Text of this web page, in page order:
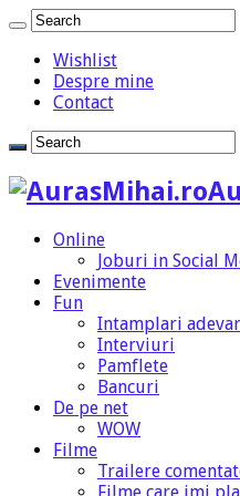
Wishlist
Despre mine
Contact
Online
Joburi in Social
Evenimente
Fun
Intamplari
Interviuri
Pamflete
Bancuri
De pe net
WOW
Filme
Trailere